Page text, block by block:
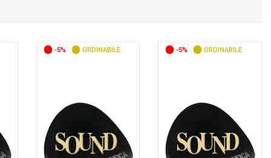
-5% ORDINABILE -5% ORDINABILE